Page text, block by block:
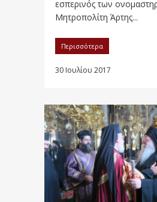
εσπερινός των
Μητροπολίτη Άρτης...
Περισσότερα
30 Ιουλίου 2017